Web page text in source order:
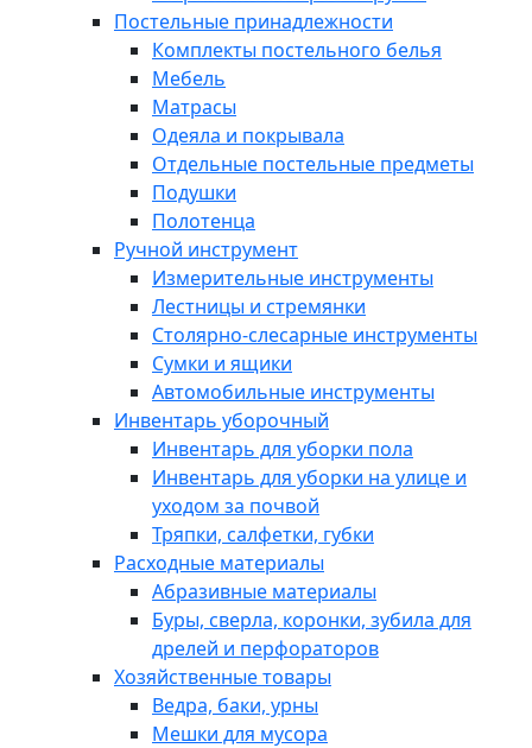
Постельные принадлежности
Комплекты постельного белья
Мебель
Матрасы
Одеяла и покрывала
Отдельные постельные предметы
Подушки
Полотенца
Ручной инструмент
Измерительные инструменты
Лестницы и стремянки
Столярно-слесарные инструменты
Сумки и ящики
Автомобильные инструменты
Инвентарь уборочный
Инвентарь для уборки пола
Инвентарь для уборки на улице и
уходом за почвой
Тряпки, салфетки, губки
Расходные материалы
Абразивные материалы
Буры, сверла, коронки, зубила для
дрелей и перфораторов
Хозяйственные товары
Ведра, баки, урны
Мешки для мусора